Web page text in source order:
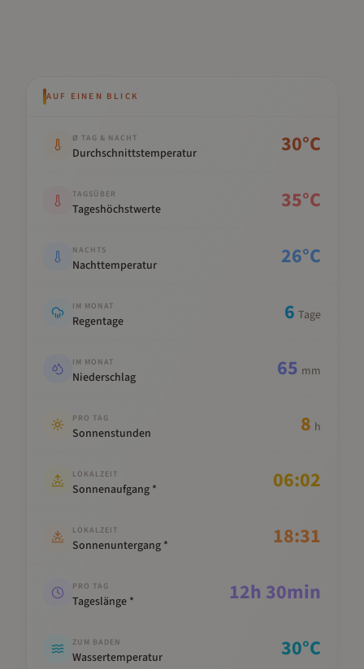
AUF EINEN BLICK
Ø TAG & NACHT
Durchschnittstemperatur 30°C
TAGSÜBER
Tageshöchstwerte 35°C
NACHTS
Nachttemperatur 26°C
IM MONAT
Regentage 6 Tage
IM MONAT
Niederschlag 65 mm
PRO TAG
Sonnenstunden 8 h
LOKALZEIT
Sonnenaufgang * 06:02
LOKALZEIT
Sonnenuntergang * 18:31
PRO TAG
Tageslänge * 12h 30min
ZUM BADEN
Wassertemperatur 30°C